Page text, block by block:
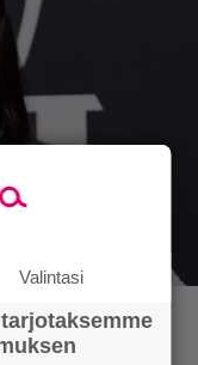
–
Valintasi